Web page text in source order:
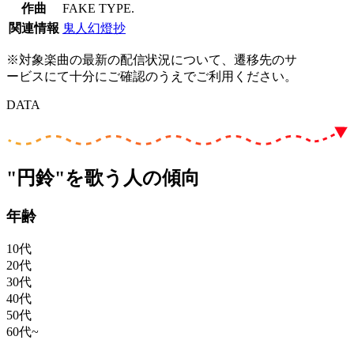
作曲
FAKE TYPE.
関連情報 鬼人幻燈抄
※対象楽曲の最新の配信状況について、遷移先のサ
ービスにて十分にご確認のうえでご利用ください。
DATA
"円鈴"を歌う人の傾向
年齢
10代
20代
30代
40代
50代
60代~